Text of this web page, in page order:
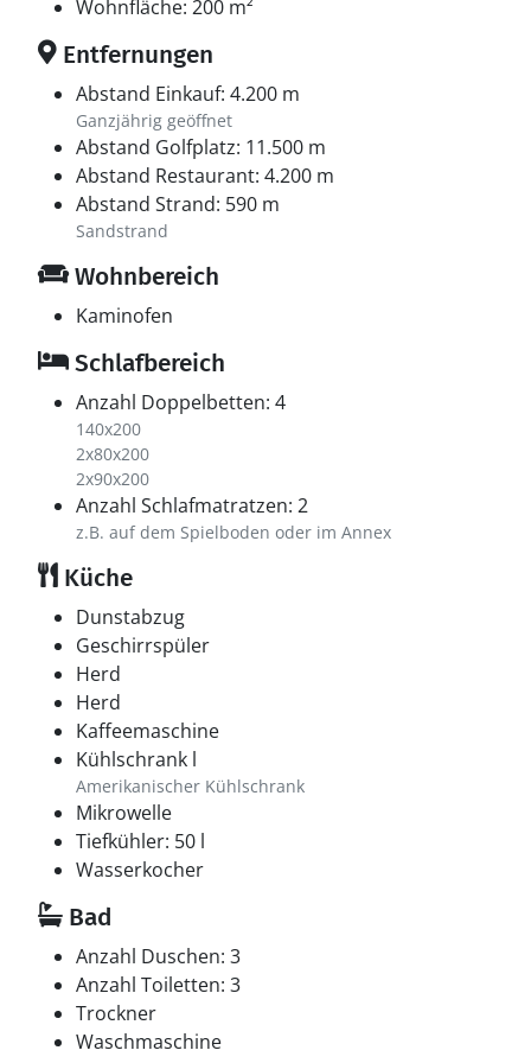
Wohnfläche: 200 m²
Entfernungen
Abstand Einkauf: 4.200 m
Ganzjährig geöffnet
Abstand Golfplatz: 11.500 m
Abstand Restaurant: 4.200 m
Abstand Strand: 590 m
Sandstrand
Wohnbereich
Kaminofen
Schlafbereich
Anzahl Doppelbetten: 4
140x200
2x80x200
2x90x200
Anzahl Schlafmatratzen: 2
z.B. auf dem Spielboden oder im Annex
Küche
Dunstabzug
Geschirrspüler
Herd
Herd
Kaffeemaschine
Kühlschrank l
Amerikanischer Kühlschrank
Mikrowelle
Tiefkühler: 50 l
Wasserkocher
Bad
Anzahl Duschen: 3
Anzahl Toiletten: 3
Trockner
Waschmaschine